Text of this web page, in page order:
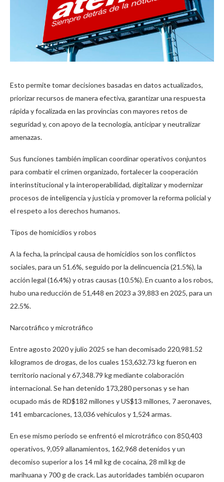
Esto permite tomar decisiones basadas en datos actualizados,
priorizar recursos de manera efectiva, garantizar una respuesta
rápida y focalizada en las provincias con mayores retos de
seguridad y, con apoyo de la tecnología, anticipar y neutralizar
amenazas.
Sus funciones también implican coordinar operativos conjuntos
para combatir el crimen organizado, fortalecer la cooperación
interinstitucional y la interoperabilidad, digitalizar y modernizar
procesos de inteligencia y justicia y promover la reforma policial y
el respeto a los derechos humanos.
Tipos de homicidios y robos
A la fecha, la principal causa de homicidios son los conflictos
sociales, para un 51.6%, seguido por la delincuencia (21.5%), la
acción legal (16.4%) y otras causas (10.5%). En cuanto a los robos,
hubo una reducción de 51,448 en 2023 a 39,883 en 2025, para un
22.5%.
Narcotráfico y microtráfico
Entre agosto 2020 y julio 2025 se han decomisado 220,981.52
kilogramos de drogas, de los cuales 153,632.73 kg fueron en
territorio nacional y 67,348.79 kg mediante colaboración
internacional. Se han detenido 173,280 personas y se han
ocupado más de RD$182 millones y US$13 millones, 7 aeronaves,
141 embarcaciones, 13,036 vehículos y 1,524 armas.
En ese mismo período se enfrentó el microtráfico con 850,403
operativos, 9,059 allanamientos, 162,968 detenidos y un
decomiso superior a los 14 mil kg de cocaína, 28 mil kg de
marihuana y 700 g de crack. Las autoridades también ocuparon